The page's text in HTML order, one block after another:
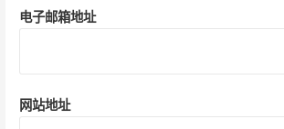
电子邮箱地址
网站地址